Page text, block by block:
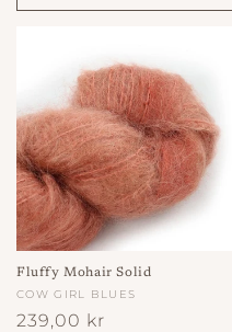
Fluffy Mohair Solid
Forhandler:
COW GIRL BLUES
Normalpris
239,00 kr